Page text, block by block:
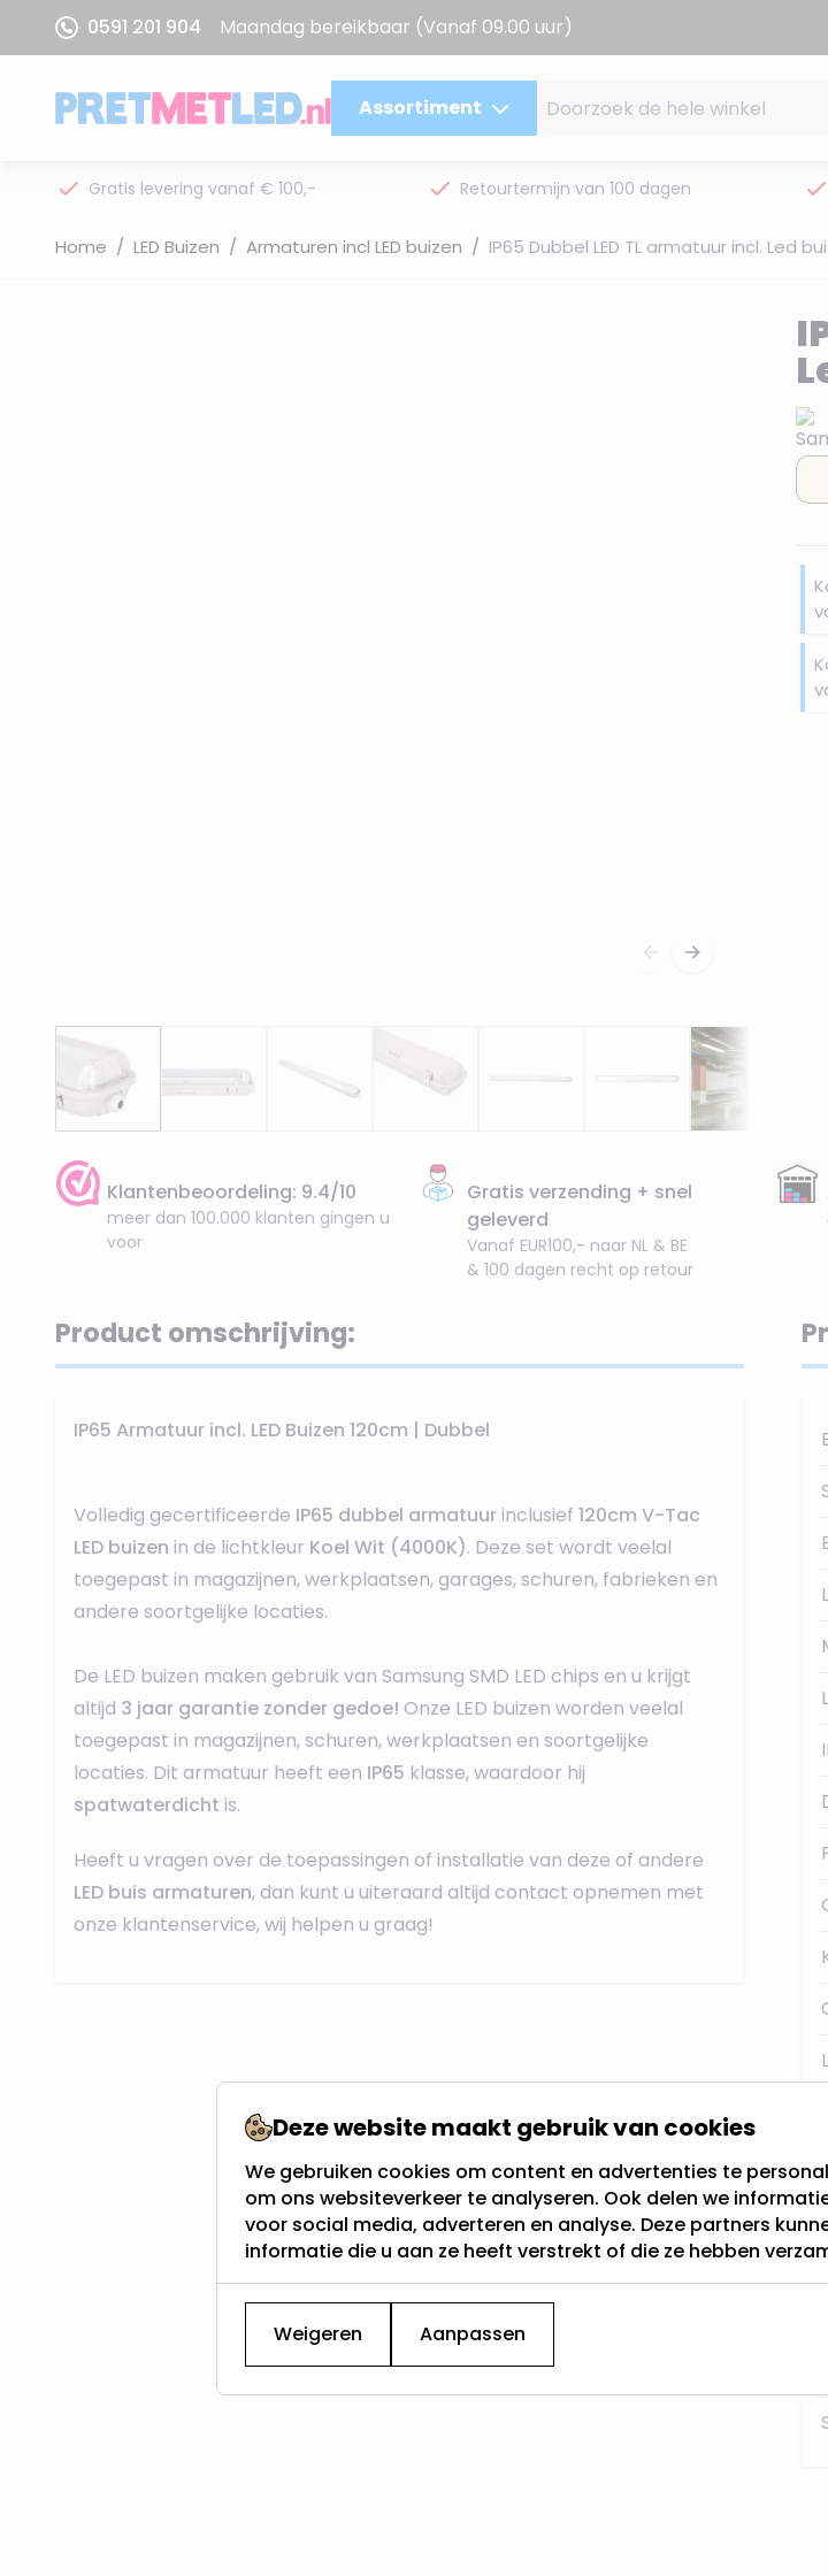
Ga naar de inhoud
0591 201 904 Maandag bereikbaar (Vanaf 09.00 uur)
Assortiment
Gratis levering vanaf € 100,- Retourtermijn van 100 dagen
Home / LED Buizen / Armaturen incl LED buizen / IP65 Dubbel LED TL armatuur incl. Led
Klantenbeoordeling: 9.4/10
meer dan 100.000 klanten gingen u
voor
Gratis verzending + snel
geleverd
Vanaf EUR100,- naar NL & BE
& 100 dagen recht op retour
Product omschrijving:
IP65 Armatuur incl. LED Buizen 120cm | Dubbel
Volledig gecertificeerde IP65 dubbel armatuurinclusief 120cm V-Tac
LED buizen in de lichtkleur Koel Wit (4000K). Deze set wordt veelal
toegepast in magazijnen, werkplaatsen, garages, schuren, fabrieken en
andere soortgelijke locaties.
De LED buizen maken gebruik van Samsung SMD LED chips en u krijgt
altijd 3 jaar garantie zonder gedoe! Onze LED buizen worden veelal
toegepast in magazijnen, schuren, werkplaatsen en soortgelijke
locaties. Dit armatuur heeft een IP65 klasse, waardoor hij
spatwaterdicht is.
Heeft u vragen over de toepassingen of installatie van deze of andere
LED buis armaturen, dan kunt u uiteraard altijd contact opnemen met
onze klantenservice, wij helpen u graag!
Deze website maakt gebruik van cookies
We gebruiken cookies om content en advertenties te
om ons websiteverkeer te analyseren. Ook delen we
voor social media, adverteren en analyse. Deze partners
informatie die u aan ze heeft verstrekt of die ze hebben
Weigeren Aanpassen